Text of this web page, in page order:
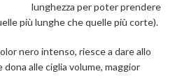
lunghezza per poter prendere
più lunghe che quelle più corte).
nero intenso, riesce a dare allo
alle ciglia volume, maggior